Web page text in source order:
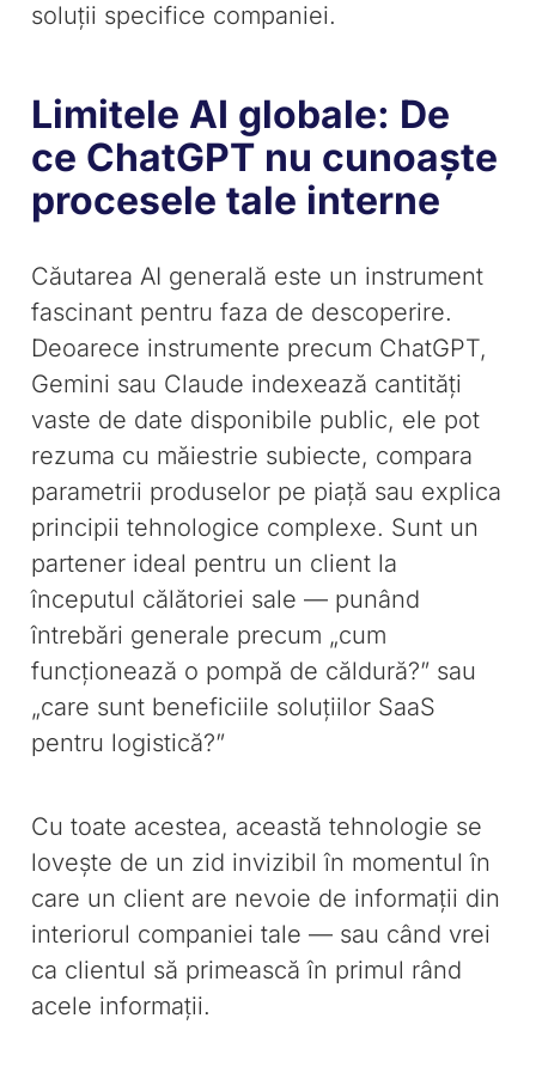
soluții specifice companiei.
Limitele AI globale: De
ce ChatGPT nu cunoaște
procesele tale interne
Căutarea AI generală este un instrument
fascinant pentru faza de descoperire.
Deoarece instrumente precum ChatGPT,
Gemini sau Claude indexează cantități
vaste de date disponibile public, ele pot
rezuma cu măiestrie subiecte, compara
parametrii produselor pe piață sau explica
principii tehnologice complexe. Sunt un
partener ideal pentru un client la
începutul călătoriei sale — punând
întrebări generale precum „cum
funcționează o pompă de căldură?” sau
„care sunt beneficiile soluțiilor SaaS
pentru logistică?”
Cu toate acestea, această tehnologie se
lovește de un zid invizibil în momentul în
care un client are nevoie de informații din
interiorul companiei tale — sau când vrei
ca clientul să primească în primul rând
acele informații.